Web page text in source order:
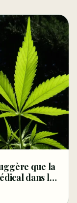
que la
dans le
du